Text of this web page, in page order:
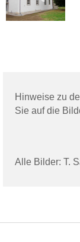
Hinweise zu
Sie auf die
Alle Bilder: T.